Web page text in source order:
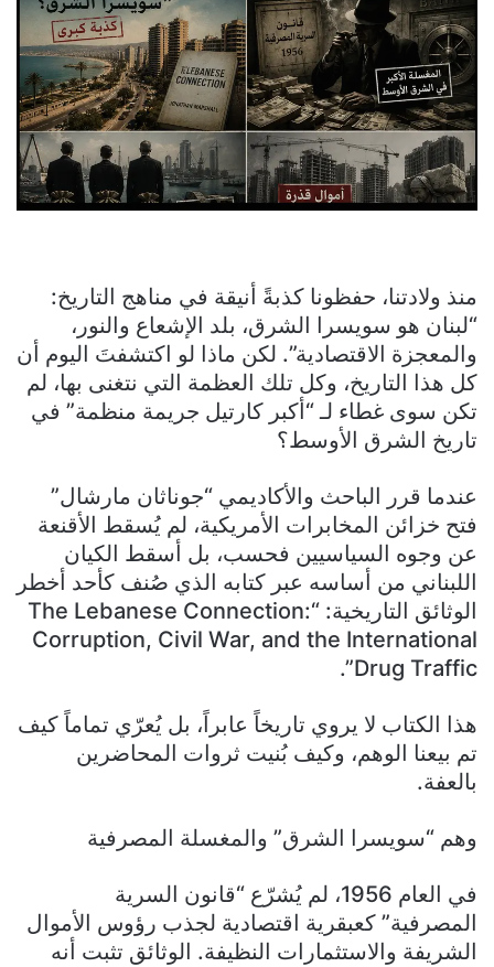
منذ ولادتنا، حفظونا كذبةً أنيقة في مناهج التاريخ:
“لبنان هو سويسرا الشرق، بلد الإشعاع والنور،
والمعجزة الاقتصادية”. لكن ماذا لو اكتشفتَ اليوم أن
كل هذا التاريخ، وكل تلك العظمة التي نتغنى بها، لم
تكن سوى غطاء لـ “أكبر كارتيل جريمة منظمة” في
تاريخ الشرق الأوسط؟
​عندما قرر الباحث والأكاديمي “جوناثان مارشال”
فتح خزائن المخابرات الأمريكية، لم يُسقط الأقنعة
عن وجوه السياسيين فحسب، بل أسقط الكيان
اللبناني من أساسه عبر كتابه الذي صُنف كأحد أخطر
الوثائق التاريخية: “The Lebanese Connection:
Corruption, Civil War, and the International
Drug Traffic”.
​هذا الكتاب لا يروي تاريخاً عابراً، بل يُعرّي تماماً كيف
تم بيعنا الوهم، وكيف بُنيت ثروات المحاضرين
بالعفة.
​وهم “سويسرا الشرق” والمغسلة المصرفية
​في العام 1956، لم يُشرّع “قانون السرية
المصرفية” كعبقرية اقتصادية لجذب رؤوس الأموال
الشريفة والاستثمارات النظيفة. الوثائق تثبت أنه